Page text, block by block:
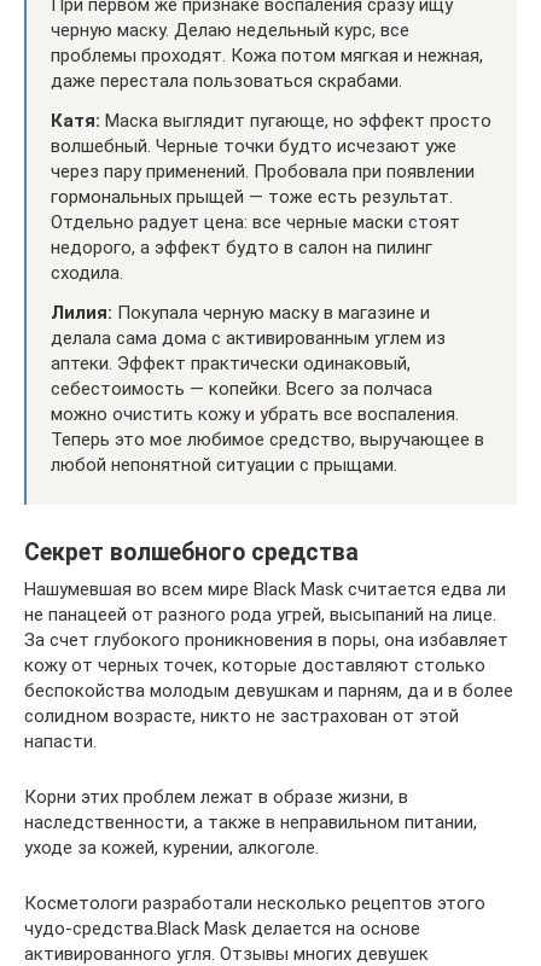
При первом же признаке воспаления сразу ищу
черную маску. Делаю недельный курс, все
проблемы проходят. Кожа потом мягкая и нежная,
даже перестала пользоваться скрабами.
Катя: Маска выглядит пугающе, но эффект просто
волшебный. Черные точки будто исчезают уже
через пару применений. Пробовала при появлении
гормональных прыщей — тоже есть результат.
Отдельно радует цена: все черные маски стоят
недорого, а эффект будто в салон на пилинг
сходила.
Лилия: Покупала черную маску в магазине и
делала сама дома с активированным углем из
аптеки. Эффект практически одинаковый,
себестоимость — копейки. Всего за полчаса
можно очистить кожу и убрать все воспаления.
Теперь это мое любимое средство, выручающее в
любой непонятной ситуации с прыщами.
Секрет волшебного средства
Нашумевшая во всем мире Black Mask считается едва ли
не панацеей от разного рода угрей, высыпаний на лице.
За счет глубокого проникновения в поры, она избавляет
кожу от черных точек, которые доставляют столько
беспокойства молодым девушкам и парням, да и в более
солидном возрасте, никто не застрахован от этой
напасти.
Корни этих проблем лежат в образе жизни, в
наследственности, а также в неправильном питании,
уходе за кожей, курении, алкоголе.
Косметологи разработали несколько рецептов этого
чудо-средства.Black Mask делается на основе
активированного угля. Отзывы многих девушек